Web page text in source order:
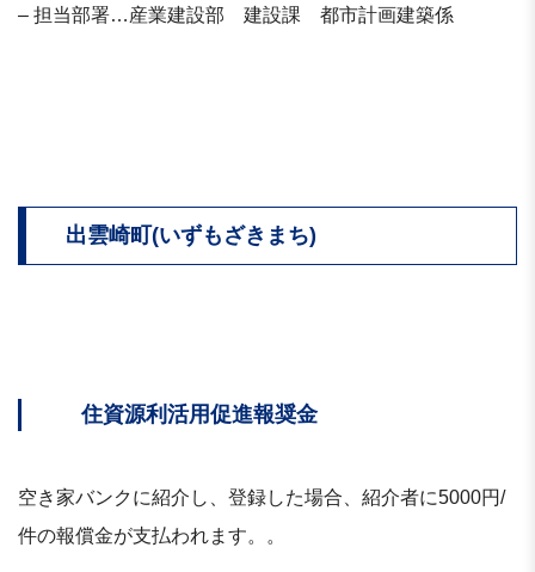
– 担当部署…産業建設部 建設課 都市計画建築係
出雲崎町(いずもざきまち)
住資源利活用促進報奨金
空き家バンクに紹介し、登録した場合、紹介者に5000円/
件の報償金が支払われます。。